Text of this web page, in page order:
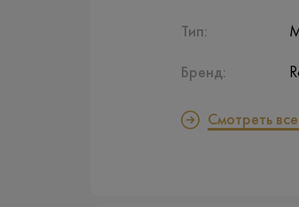
Тип:
Бренд:
Смотреть